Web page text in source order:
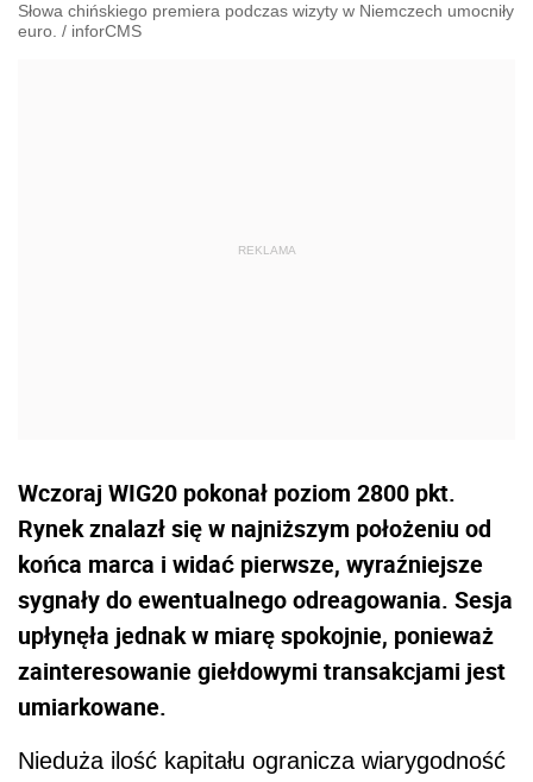
Słowa chińskiego premiera podczas wizyty w Niemczech umocniły
euro. / inforCMS
Wczoraj WIG20 pokonał poziom 2800 pkt.
Rynek znalazł się w najniższym położeniu od
końca marca i widać pierwsze, wyraźniejsze
sygnały do ewentualnego odreagowania. Sesja
upłynęła jednak w miarę spokojnie, ponieważ
zainteresowanie giełdowymi transakcjami jest
umiarkowane.
Nieduża ilość kapitału ogranicza wiarygodność